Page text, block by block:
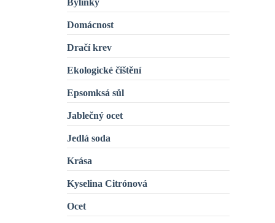
Bylinky
Domácnost
Dračí krev
Ekologické čištění
Epsomksá sůl
Jablečný ocet
Jedlá soda
Krása
Kyselina Citrónová
Ocet